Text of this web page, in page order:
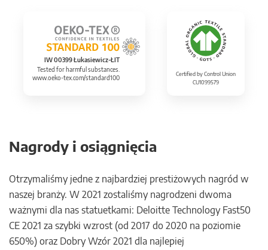
IW 00399 Łukasiewicz-ŁIT
Tested for harmful substances.
www.oeko-tex.com/standard100
Certified by Control Union
CU1099579
Nagrody i osiągnięcia
Otrzymaliśmy jedne z najbardziej prestiżowych nagród w
naszej branży. W 2021 zostaliśmy nagrodzeni dwoma
ważnymi dla nas statuetkami: Deloitte Technology Fast50
CE 2021 za szybki wzrost (od 2017 do 2020 na poziomie
650%) oraz Dobry Wzór 2021 dla najlepiej